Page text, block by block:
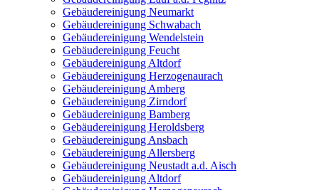
Gebäudereinigung Neumarkt
Gebäudereinigung Schwabach
Gebäudereinigung Wendelstein
Gebäudereinigung Feucht
Gebäudereinigung Altdorf
Gebäudereinigung Herzogenaurach
Gebäudereinigung Amberg
Gebäudereinigung Zirndorf
Gebäudereinigung Bamberg
Gebäudereinigung Heroldsberg
Gebäudereinigung Ansbach
Gebäudereinigung Allersberg
Gebäudereinigung Neustadt a.d. Aisch
Gebäudereinigung Altdorf